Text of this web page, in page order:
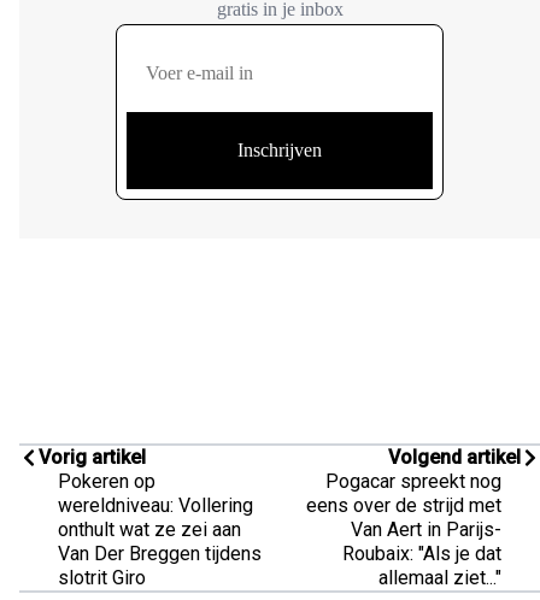
Vorig artikel
Pokeren op
wereldniveau: Vollering
onthult wat ze zei aan
Van Der Breggen tijdens
slotrit Giro
Volgend artikel
Pogacar spreekt nog
eens over de strijd met
Van Aert in Parijs-
Roubaix: "Als je dat
allemaal ziet..."